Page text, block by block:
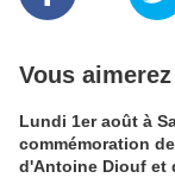
Vous
Lundi 1er août à
commémoration
d'Antoine Diouf et